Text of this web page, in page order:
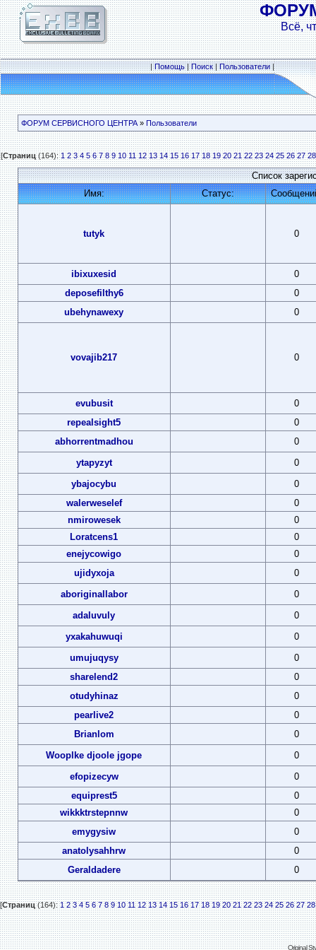
Всё,
|Помощь|Поиск|Пользователи|
ФОРУМ СЕРВИСНОГО ЦЕНТРА» Пользователи
[Страниц(164):1 2 3 4 5 6 7 8 9 10 11 12 13 14 15 16 17 18 19 20 21 22 23 24 25 26 27 28
Список
Имя:
Статус:
tutyk 0
ibixuxesid
0
deposefilthy6
0
ubehynawexy
0
vovajib217 0
evubusit
0
repealsight5
0
abhorrentmadhou
0
ytapyzyt
0
ybajocybu
0
walerweselef
0
nmirowesek
0
Loratcens1
0
enejycowigo
0
ujidyxoja
0
aboriginallabor
0
adaluvuly
0
yxakahuwuqi
0
umujuqysy
0
sharelend2
0
otudyhinaz
0
pearlive2
0
Brianlom
0
Wooplke djoole jgope
0
efopizecyw
0
equiprest5
0
wikkktrstepnnw
0
emygysiw
0
anatolysahhrw
0
Geraldadere
0
[Страниц(164):1 2 3 4 5 6 7 8 9 10 11 12 13 14 15 16 17 18 19 20 21 22 23 24 25 26 27 28
Original